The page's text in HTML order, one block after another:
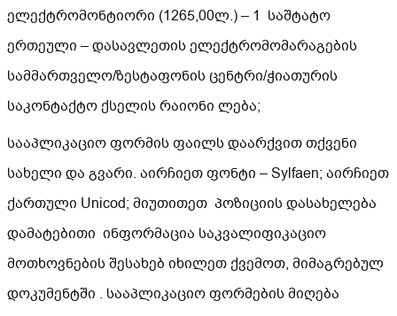
ელექტრომონტიორი (1265,00ლ.) – 1 საშტატო
ერთეული – დასავლეთის ელექტრომომარაგების
სამმართველო/ზესტაფონის ცენტრი/ჭიათურის
საკონტაქტო ქსელის რაიონი ლება;
სააპლიკაციო ფორმის ფაილს დაარქვით თქვენი
სახელი და გვარი. აირჩიეთ ფონტი – Sylfaen; აირჩიეთ
ქართული Unicod; მიუთითეთ პოზიციის დასახელება
დამატებითი ინფორმაცია საკვალიფიკაციო
მოთხოვნების შესახებ იხილეთ ქვემოთ, მიმაგრებულ
დოკუმენტში . სააპლიკაციო ფორმების მიღება